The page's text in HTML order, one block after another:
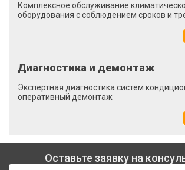
Комплексное обслуживание
оборудования с соблюдением сроков и
Диагностика и демонтаж
Экспертная диагностика систем
оперативный демонтаж
Оставьте заявку на